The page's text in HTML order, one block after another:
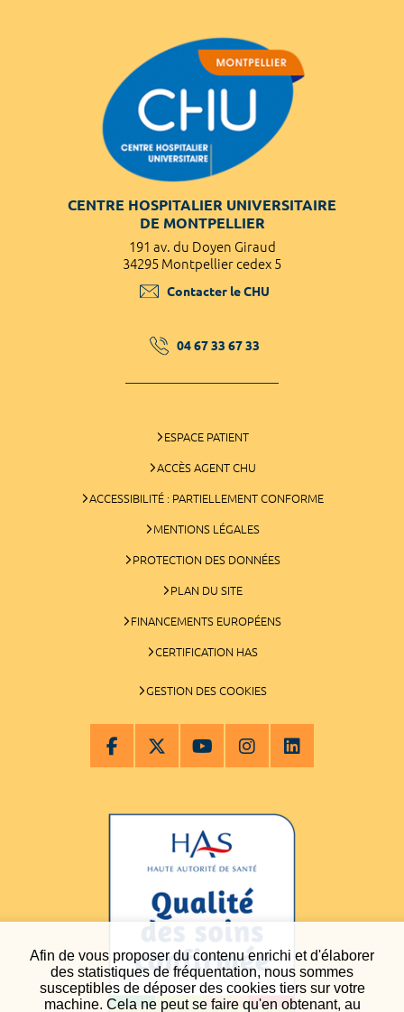
Afin de vous proposer du contenu enrichi et d'élaborer
des statistiques de fréquentation, nous sommes
susceptibles de déposer des cookies tiers sur votre
machine. Cela ne peut se faire qu'en obtenant, au
CENTRE HOSPITALIER UNIVERSITAIRE
DE MONTPELLIER
191 av. du Doyen Giraud
34295 Montpellier cedex 5
Contacter le CHU
04 67 33 67 33
ESPACE PATIENT
ACCÈS AGENT CHU
ACCESSIBILITÉ : PARTIELLEMENT CONFORME
MENTIONS LÉGALES
PROTECTION DES DONNÉES
PLAN DU SITE
FINANCEMENTS EUROPÉENS
CERTIFICATION HAS
GESTION DES COOKIES